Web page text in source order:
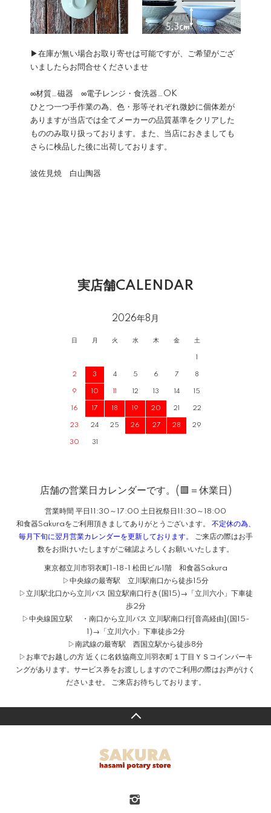
▶在庫が無い場合お取り寄せは可能ですが、ご希望がござ
いましたらお問合せくださいませ
∞材質…磁器 ∞電子レンジ・食洗器…OK
ひとつ一つ手作業の為、色・形等それぞれ微妙に個体差が
ありますが当店では全てメーカーの品質基準をクリアした
もののみ取り扱っております。また、当店におきましても
さらに検品した後に出荷しております。
波佐見焼 白山陶器
実店舗CALENDAR
2026年8月
日 月 火 水 木 金 土
1
2 3 4 5 6 7 8
9 10 11 12 13 14 15
16 17 18 19 20 21 22
23 24 25 26 27 28 29
30 31
店舗の営業日カレンダーです。(🟥＝休業日)
営業時間 平日11:30～17:00 土日祝祭日11:30～18:00
和食器Sakuraをご利用頂きましてありがとうございます。 不定休の為、
毎月下旬に翌月営業カレンダーを更新しております。
ご来店の際はお手
数をお掛けいたしますがご確認よろしくお願いいたします。
東京都立川市羽衣町1-18-1 松田ビル1階 和食器Sakura
▷中央線の最寄駅 立川駅南口から徒歩15分
▷立川駅北口から立川バス 国立駅南口行き(国15)→「立川六小」下車徒
歩2分
▷中央線国立駅 ・南口から立川バス 立川駅南口行[音高経由](国15-
1)→「立川六小」下車徒歩2分
▷南武線の最寄駅 西国立駅から徒歩8分
▷お車でお越しの方 近くに名鉄協商立川羽衣町１丁目ＹＳコインパーキ
ングがあります。サービス券をお渡ししますのでご利用の際はお声がけく
ださいませ。 ご来店お待ちしております。